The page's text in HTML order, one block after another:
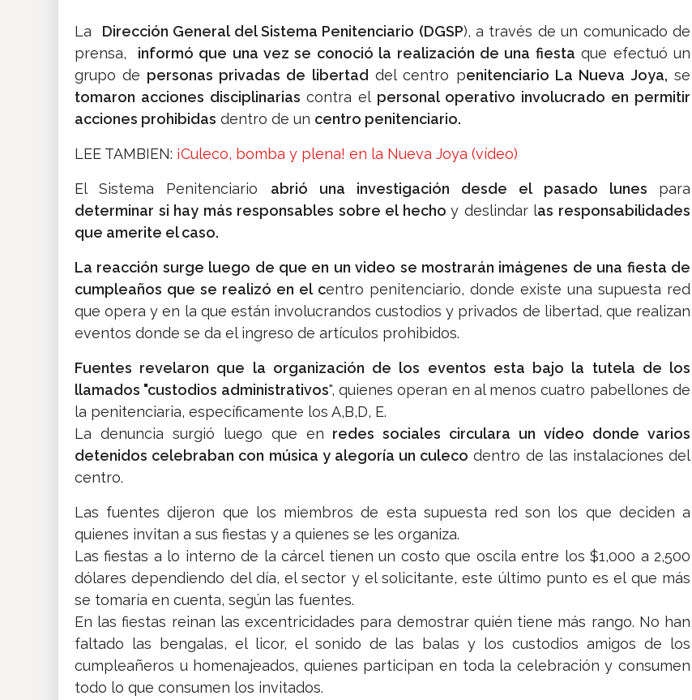
La Dirección General del Sistema Penitenciario (DGSP), a través de un comunicado de
prensa,
informó que una vez se conoció la realización de una fiesta que efectuó un
grupo de personas privadas de libertad del centro penitenciario La Nueva Joya, se
tomaron acciones disciplinarias contra el personal operativo involucrado en permitir
acciones prohibidas dentro de un centro penitenciario.
LEE TAMBIEN: ¡Culeco, bomba y plena! en la Nueva Joya (vídeo)
El Sistema Penitenciario abrió una investigación desde el pasado lunes para
determinar si hay más responsables sobre el hechoy deslindar las responsabilidades
que amerite el caso.
La reacción surge luego de que en un video se mostrarán imágenes de una fiesta de
cumpleaños que se realizó en el centro penitenciario, donde existe una supuesta red
que opera y en la que están involucrandos custodios y privados de libertad, que realizan
eventos donde se da el ingreso de artículos prohibidos.
Fuentes revelaron que la organización de los eventos esta bajo la tutela de los
llamados "custodios administrativos", quienes operan en al menos cuatro pabellones de
la penitenciaria, específicamente los A,B,D, E.
La denuncia surgió luego que en redes sociales circulara un vídeo donde varios
detenidos celebraban con música y alegoría un culeco dentro de las instalaciones del
centro.
Las fuentes dijeron que los miembros de esta supuesta red son los que deciden a
quienes invitan a sus fiestas y a quienes se les organiza.
Las fiestas a lo interno de la cárcel tienen un costo que oscila entre los $1,000 a 2,500
dólares dependiendo del día, el sector y el solicitante, este último punto es el que más
se tomaría en cuenta, según las fuentes.
En las fiestas reinan las excentricidades para demostrar quién tiene más rango. No han
faltado las bengalas, el licor, el sonido de las balas y los custodios amigos de los
cumpleañeros u homenajeados, quienes participan en toda la celebración y consumen
todo lo que consumen los invitados.